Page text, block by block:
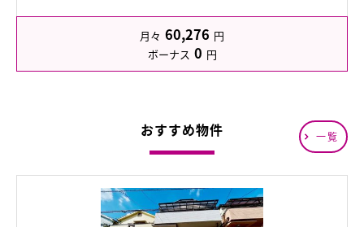
月々 60,276 円
ボーナス 0 円
おすすめ物件 一覧